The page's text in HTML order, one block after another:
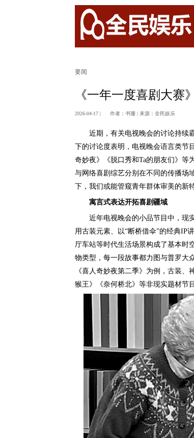
要闻
《一年一度喜剧大赛
2026-04-17 | 作者：书珊 | 来源：全民娱乐
近期，有关电视晚会的讨论持续霸
下的讨论度表明，电视晚会语言类节
奇妙夜》《脱口秀和Ta的朋友们》等
与网络喜剧综艺分别在不同的传播场
下，我们或能管窥青年群体审美的新
寓言式表达开拓喜剧疆域
近年电视晚会的小品节目中，现实
用古装元素、以“断桥借伞”的经典IP
厅车站等时代生活场景构成了基本时
物类型，每一段故事都力图与普罗大
《喜人奇妙夜第二季》为例，古装
猴王》《奈何桥北》等非现实题材节